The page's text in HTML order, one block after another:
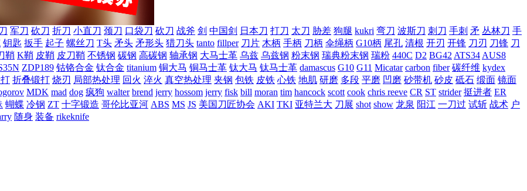
军刀 砍刀 折刀 小直刀 颈刀 口袋刀 砍刀 战斧 剑 中国剑 日本刀 打刀 太刀 胁差 狗腿 kukri 弯刀 波斯刀 刺刀 手刺 矛 丛林刀 手
钥匙 扳手 起子 螺丝刀 T头 矛头 矛形头 猎刀头 tanto fillper 刀片 木柄 手柄 刀柄 伞绳柄 G10柄 尾孔 清根 开刃 开锋 刀刃 刀锋 刀
鞘 K鞘 皮鞘 皮刀鞘 不锈钢 碳钢 高碳钢 轴承钢 大马士革 乌兹 乌兹钢 粉末钢 瑞典粉末钢 瑞粉 440C D2 BG42 ATS34 AUS8
ZDP189 钴铬合金 钛合金 titanium 铜大马 铜马士革 钛大马 钛马士革 damascus G10 G11 Micatar carbon fiber 碳纤维 kydex
折叠锻打 烧刃 局部热处理 回火 淬火 真空热处理 夹钢 包铁 皮铁 心铁 地肌 研磨 多段 平磨 凹磨 砂带机 砂皮 砥石 缎面 镜面
MDK mad dog 疯狗 walter brend jerry hossom jerry fisk bill moran tim hancock scott cook chris reeve CR ST strider 挺进者 ER
蝴蝶 冷钢 ZT 十字锻造 哥伦比亚河 ABS MS JS 美国刀匠协会 AKI TKI 亚特兰大 刀展 shot show 龙泉 阳江 一刀过 试斩 战术 户
随身 装备 rikeknife